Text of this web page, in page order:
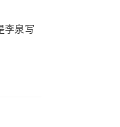
李泉写